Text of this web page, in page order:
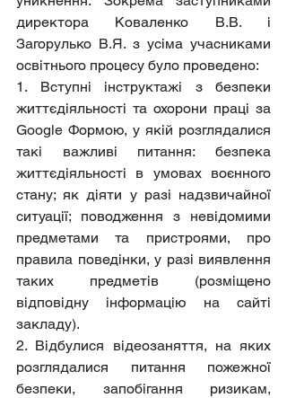
директора Коваленко В.В. і
Загорулько В.Я. з усіма учасниками
освітнього процесу було проведено:
1. Вступні інструктажі з безпеки
життєдіяльності та охорони праці за
Google Формою, у якій розглядалися
такі важливі питання: безпека
життєдіяльності в умовах воєнного
стану; як діяти у разі надзвичайної
ситуації; поводження з невідомими
предметами та пристроями, про
правила поведінки, у разі виявлення
таких предметів (розміщено
відповідну інформацію на сайті
закладу).
2. Відбулися відеозаняття, на яких
розглядалися питання пожежної
безпеки, запобігання ризикам,